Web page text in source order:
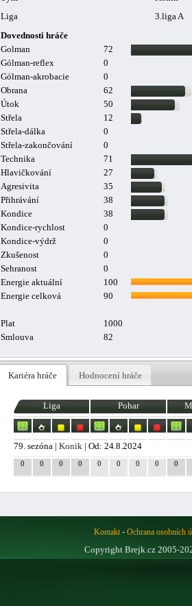
Liga
3.liga A
Dovednosti hráče
Golman
72
Gólman-reflex
0
Gólman-akrobacie
0
Obrana
62
Útok
50
Střela
12
Střela-dálka
0
Střela-zakončování
0
Technika
71
Hlavičkování
27
Agresivita
35
Přihrávání
38
Kondice
38
Kondice-rychlost
0
Kondice-výdrž
0
Zkušenost
0
Sehranost
0
Energie aktuální
100
Energie celková
90
Plat
1000
Smlouva
82
Kariéra hráče Hodnocení hráče
Liga Pohar
79. sezóna |Konik | Od: 24.8.2024
0 0 0 0 0 0 0 0 0
Kontakt- Ochrana osobních
Copyright Brejk.cz 2005-